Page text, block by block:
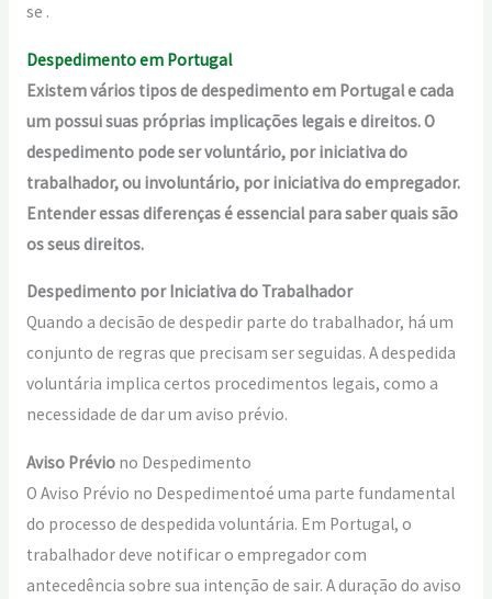
se .
Despedimento em Portugal
Existem vários tipos de despedimento em Portugal e cada
um possui suas próprias implicações legais e direitos. O
despedimento pode ser voluntário, por iniciativa do
trabalhador, ou involuntário, por iniciativa do empregador.
Entender essas diferenças é essencial para saber quais são
os seus direitos.
Despedimento por Iniciativa do Trabalhador
Quando a decisão de despedir parte do trabalhador, há um
conjunto de regras que precisam ser seguidas. A despedida
voluntária implica certos procedimentos legais, como a
necessidade de dar um aviso prévio.
Aviso Préviono Despedimento
O Aviso Prévio no Despedimentoé uma parte fundamental
do processo de despedida voluntária. Em Portugal, o
trabalhador deve notificar o empregador com
antecedência sobre sua intenção de sair. A duração do aviso